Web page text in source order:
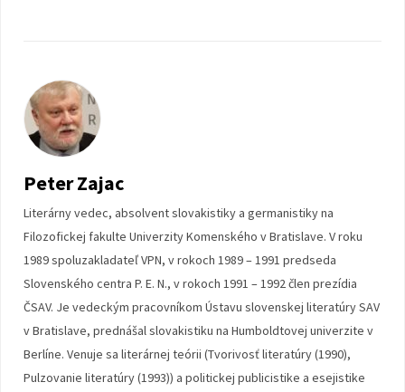
Peter Zajac
Literárny vedec, absolvent slovakistiky a germanistiky na
Filozofickej fakulte Univerzity Komenského v Bratislave. V roku
1989 spoluzakladateľ VPN, v rokoch 1989 – 1991 predseda
Slovenského centra P. E. N., v rokoch 1991 – 1992 člen prezídia
ČSAV. Je vedeckým pracovníkom Ústavu slovenskej literatúry SAV
v Bratislave, prednášal slovakistiku na Humboldtovej univerzite v
Berlíne. Venuje sa literárnej teórii (Tvorivosť literatúry (1990),
Pulzovanie literatúry (1993)) a politickej publicistike a esejistike